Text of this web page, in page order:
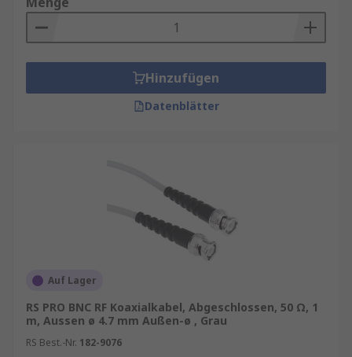
Hinzufügen
Datenblätter
Auf Lager
RS PRO BNC RF Koaxialkabel, Abgeschlossen, 50 Ω, 1
m, Aussen ø 4.7 mm Außen-ø , Grau
RS Best.-Nr. 182-9076